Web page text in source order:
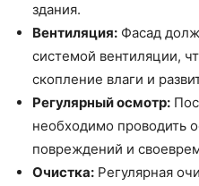
здания.
Вентиляция: Фасад
системой вентиляции,
скопление влаги и
Регулярный осмотр:
необходимо проводить
повреждений и
Очистка: Регулярная